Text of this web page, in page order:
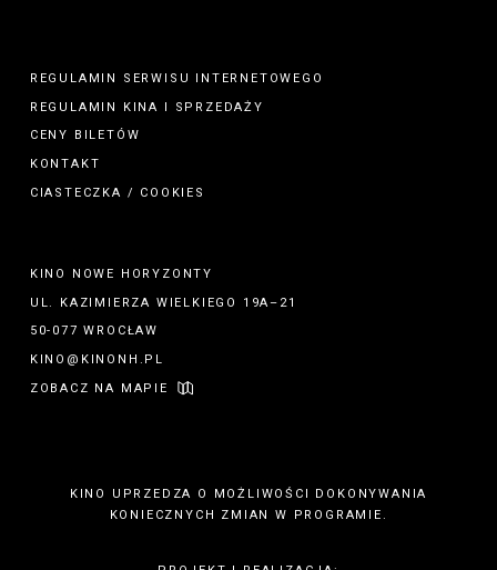
REGULAMIN SERWISU INTERNETOWEGO
REGULAMIN KINA I
SPRZEDAŻY
CENY BILETÓW
KONTAKT
CIASTECZKA / COOKIES
KINO NOWE HORYZONTY
UL. KAZIMIERZA WIELKIEGO 19A–21
50-077 WROCŁAW
KINO@KINONH.PL
ZOBACZ NA MAPIE
KINO UPRZEDZA O MOŻLIWOŚCI DOKONYWANIA
KONIECZNYCH ZMIAN W PROGRAMIE.